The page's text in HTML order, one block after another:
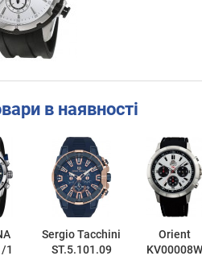
в наявності
1
Sergio Tacchini
ST.5.101.09
Orient
KV00008W